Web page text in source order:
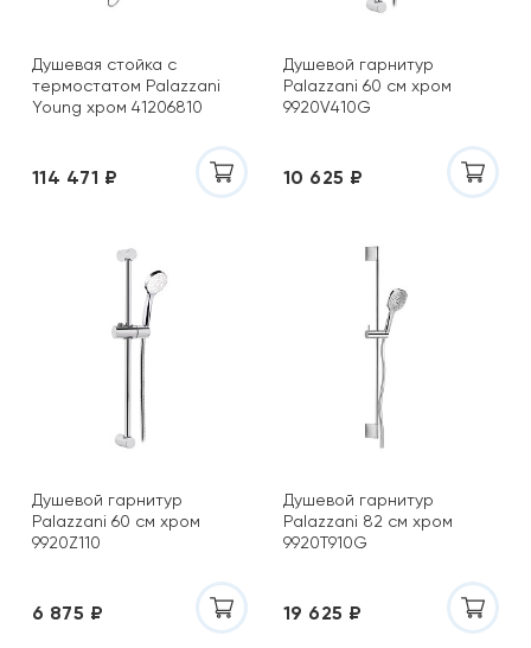
Душевая стойка с
термостатом Palazzani
Young хром 41206810
114 471 ₽
Душевой гарнитур
Palazzani 60 см хром
9920V410G
10 625 ₽
Душевой гарнитур
Palazzani 60 см хром
9920Z110
6 875 ₽
Душевой гарнитур
Palazzani 82 см хром
9920T910G
19 625 ₽